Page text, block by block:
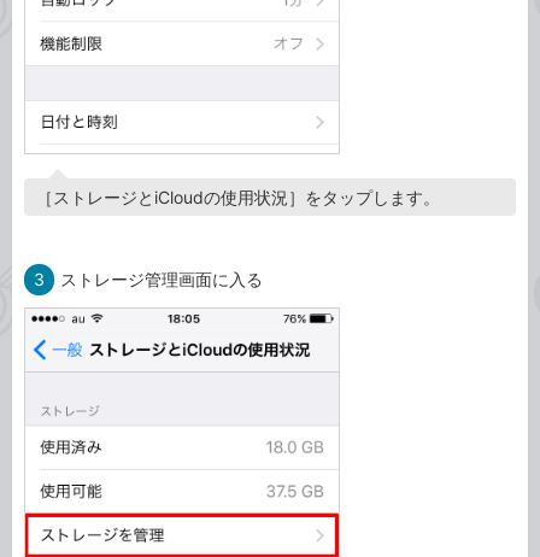
［ストレージとiCloudの使用状況］をタップします。
3 ストレージ管理画面に入る